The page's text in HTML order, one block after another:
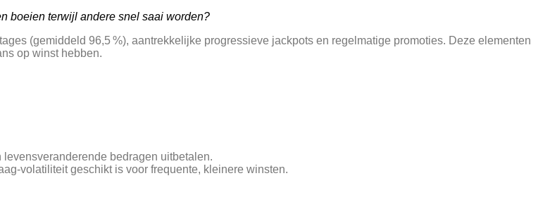
boeien terwijl andere snel saai worden?
(gemiddeld 96,5 %), aantrekkelijke progressieve jackpots en regelmatige promoties. Deze elementen
op winst hebben.
bedragen uitbetalen.
geschikt is voor frequente, kleinere winsten.